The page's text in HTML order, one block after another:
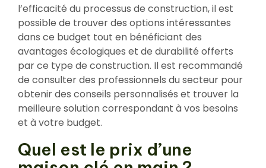
l’efficacité du processus de construction, il est
possible de trouver des options intéressantes
dans ce budget tout en bénéficiant des
avantages écologiques et de durabilité offerts
par ce type de construction. Il est recommandé
de consulter des professionnels du secteur pour
obtenir des conseils personnalisés et trouver la
meilleure solution correspondant à vos besoins
et à votre budget.
Quel est le prix d’une